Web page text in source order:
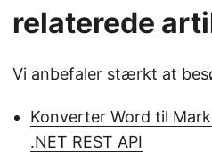
relaterede
Vi anbefaler stærkt at
Konverter Word til
.NET REST API